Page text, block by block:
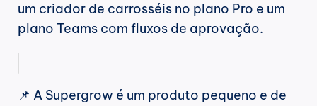
um criador de carrosséis no plano Pro e um
plano Teams com fluxos de aprovação.
📌 A Supergrow é um produto pequeno e de